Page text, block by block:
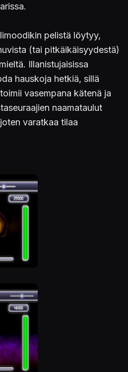
pelistä löytyy,
(tai pitkäikäisyydestä)
Illanistujaisissa
hauskoja hetkiä, sillä
vasempana kätenä ja
naamataulut
varatkaa tilaa